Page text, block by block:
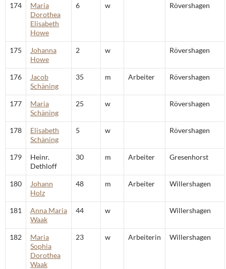
174
Maria
Dorothea
Elisabeth
Howe
6 w Rövershagen
175
Johanna
Howe
2 w Rövershagen
176
Jacob
Schäning
35 m Arbeiter Rövershagen
177
Maria
Schäning
25 w Rövershagen
178
Elisabeth
Schäning
5 w Rövershagen
179
Heinr.
Dethloff
30 m Arbeiter Gresenhorst
180
Johann
Holz
48 m Arbeiter Willershagen
181
Anna Maria
Waak
44 w Willershagen
182
Maria
Sophia
Dorothea
Waak
23 w Arbeiterin Willershagen